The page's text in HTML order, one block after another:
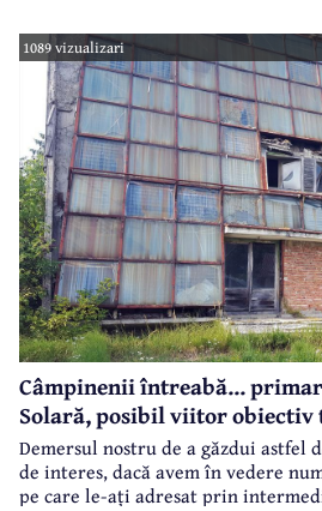
estival.
1089 vizualizari
Câmpinenii întreabă...
Solară, posibil viitor
Demersul nostru de a găzdui astfel
de interes, dacă avem în vedere
pe care le-ați adresat prin